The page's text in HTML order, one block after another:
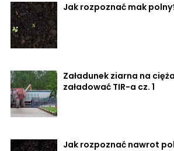
Jak rozpoznać mak
Załadunek ziarna na
załadować TIR-a cz. 1
Jak rozpoznać nawrot